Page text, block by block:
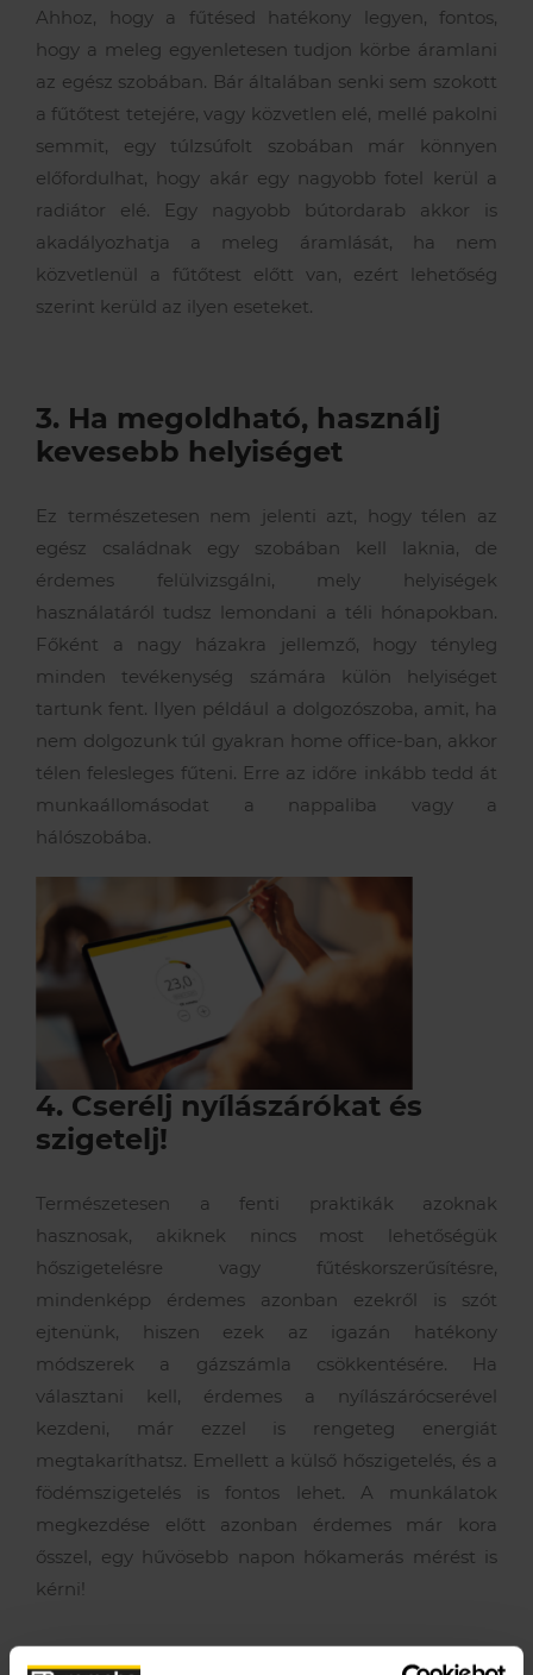
Ahhoz, hogy a fűtésed hatékony legyen, fontos,
hogy a meleg egyenletesen tudjon körbe áramlani
az egész szobában. Bár általában senki sem szokott
a fűtőtest tetejére, vagy közvetlen elé, mellé pakolni
semmit, egy túlzsúfolt szobában már könnyen
előfordulhat, hogy akár egy nagyobb fotel kerül a
radiátor elé. Egy nagyobb bútordarab akkor is
akadályozhatja a meleg áramlását, ha nem
közvetlenül a fűtőtest előtt van, ezért lehetőség
szerint kerüld az ilyen eseteket.
3. Ha megoldható, használj
kevesebb helyiséget
Ez természetesen nem jelenti azt, hogy télen az
egész családnak egy szobában kell laknia, de
érdemes felülvizsgálni, mely helyiségek
használatáról tudsz lemondani a téli hónapokban.
Főként a nagy házakra jellemző, hogy tényleg
minden tevékenység számára külön helyiséget
tartunk fent. Ilyen például a dolgozószoba, amit, ha
nem dolgozunk túl gyakran home office-ban, akkor
télen felesleges fűteni. Erre az időre inkább tedd át
munkaállomásodat a nappaliba vagy a
hálószobába.
4. Cserélj nyílászárókat és
szigetelj!
Természetesen a fenti praktikák azoknak
hasznosak, akiknek nincs most lehetőségük
hőszigetelésre vagy fűtéskorszerűsítésre,
mindenképp érdemes azonban ezekről is szót
ejtenünk, hiszen ezek az igazán hatékony
módszerek a gázszámla csökkentésére. Ha
választani kell, érdemes a nyílászárócserével
kezdeni, már ezzel is rengeteg energiát
megtakaríthatsz. Emellett a külső hőszigetelés, és a
födémszigetelés is fontos lehet. A munkálatok
megkezdése előtt azonban érdemes már kora
ősszel, egy hűvösebb napon hőkamerás mérést is
kérni!